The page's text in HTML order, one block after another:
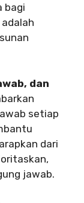
bagi
dan
setiap
dari
jawab.